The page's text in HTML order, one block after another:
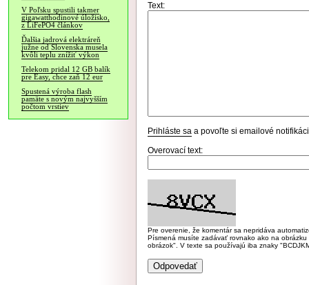
V Poľsku spustili takmer
gigawatthodinové úložisko,
z LiFePO4 článkov
Ďalšia jadrová elektráreň
južne od Slovenska musela
kvôli teplu znížiť výkon
Telekom pridal 12 GB balík
pre Easy, chce zaň 12 eur
Spustená výroba flash
pamäte s novým najvyšším
počtom vrstiev
Text:
Prihláste sa a povoľte si emailové
Overovací text:
Pre overenie, že komentár sa nepridáva
Písmená musíte zadávať rovnako ako na
obrázok". V texte sa používajú iba znaky